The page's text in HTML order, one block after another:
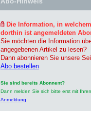
Die Information, in
dorthin ist angemeldeten
Sie möchten die Information
angegebenen Artikel zu lesen?
Dann abonnieren Sie unsere
Abo bestellen
Sie sind bereits Abonnent?
Dann melden Sie sich bitte erst mit
Anmeldung